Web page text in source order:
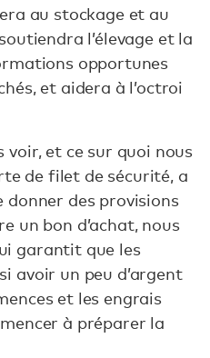
au stockage et au
l’élevage et la
opportunes
et aidera à l’octroi
voir, et ce sur quoi nous
de filet de sécurité, a
des provisions
un bon d’achat, nous
garantit que les
avoir un peu d’argent
et les engrais
à préparer la